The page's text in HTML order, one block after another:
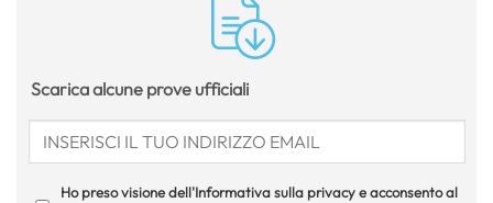
Scarica alcune prove ufficiali
Ho preso visione dell'Informativa sulla privacy e acconsento al